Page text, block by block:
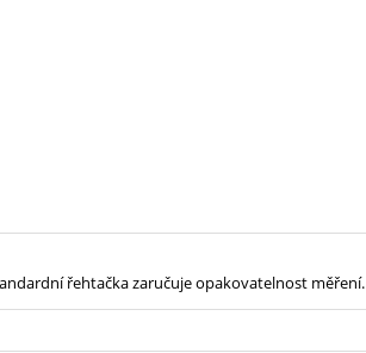
řehtačka zaručuje opakovatelnost měření.